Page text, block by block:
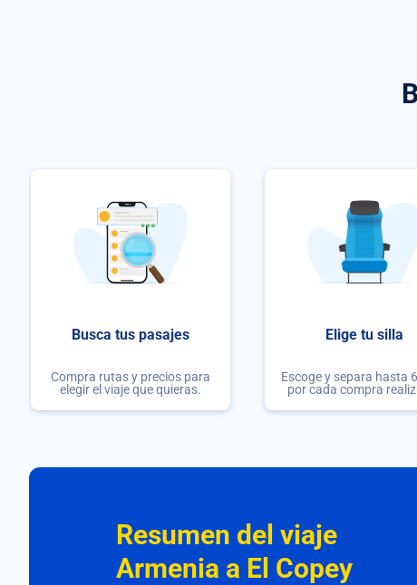
Busca tus pasajes
Compra rutas y precios para
elegir el viaje que quieras.
Elige tu silla
Escoge y separa hasta
por cada compra
Resumen del viaje
Armenia a El Copey